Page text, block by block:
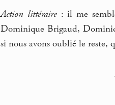
Action littéraire: il me
Dominique Brigaud,
si nous avons oublié le reste,